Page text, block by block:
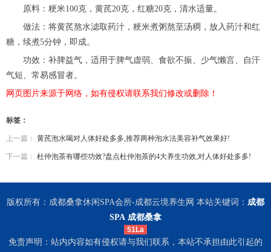
原料：粳米100克，黄芪20克，红糖20克，清水适量。
做法：将黄芪熬水滤取药汁，粳米煮粥熬至汤稠，放入药汁和红
糖，续煮5分钟，即成。
功效：补脾益气，适用于脾气虚弱、食欲不振、少气懒言、自汗
气短、常易感冒者。
网页图片来源于网络，如有侵权请联系我们修改或删除！
标签：
上一篇： 黄芪泡水喝对人体好处多多,推荐两种泡水法美容补气效果好!
下一篇： 杜仲泡茶有哪些功效?盘点杜仲泡茶的4大养生功效,对人体好处多多!
版权所有：成都桑拿休闲SPA会所-成都云境养生网 本站关键词： 成都
SPA 成都桑拿
51La
免责声明：站内内容如有侵权请与我们联系，本站不承担由此引起的